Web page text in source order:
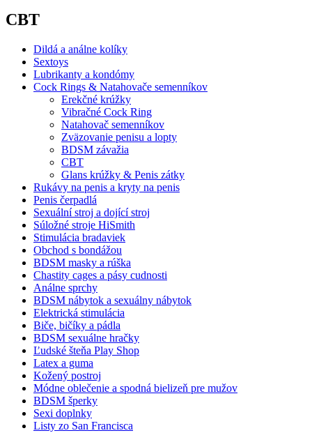
CBT
Dildá a análne kolíky
Sextoys
Lubrikanty a kondómy
Cock Rings & Natahovače semenníkov
Erekčné krúžky
Vibračné Cock Ring
Natahovač semenníkov
Zväzovanie penisu a lopty
BDSM závažia
CBT
Glans krúžky & Penis zátky
Rukávy na penis a kryty na penis
Penis čerpadlá
Sexuální stroj a dojící stroj
Súložné stroje HiSmith
Stimulácia bradaviek
Obchod s bondážou
BDSM masky a rúška
Chastity cages a pásy cudnosti
Análne sprchy
BDSM nábytok a sexuálny nábytok
Elektrická stimulácia
Biče, bičíky a pádla
BDSM sexuálne hračky
Ľudské šteňa Play Shop
Latex a guma
Kožený postroj
Módne oblečenie a spodná bielizeň pre mužov
BDSM šperky
Sexi doplnky
Listy zo San Francisca